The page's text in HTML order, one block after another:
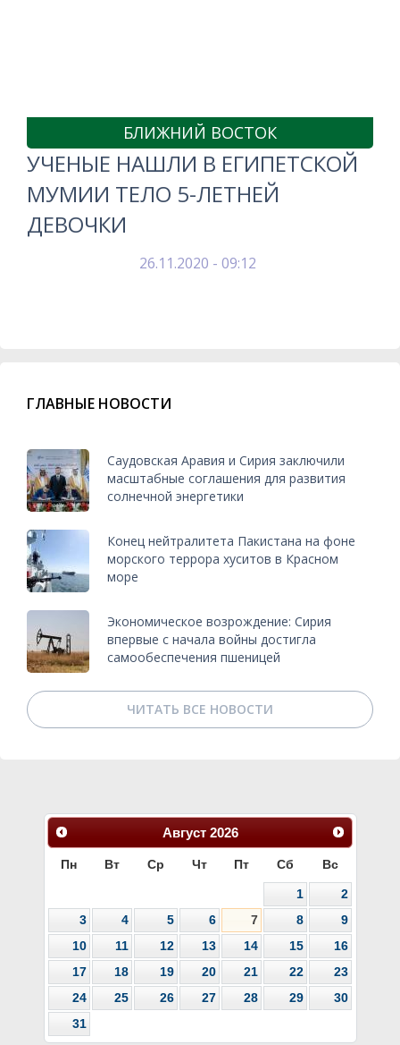
БЛИЖНИЙ ВОСТОК
УЧЕНЫЕ НАШЛИ В ЕГИПЕТСКОЙ
МУМИИ ТЕЛО 5-ЛЕТНЕЙ
ДЕВОЧКИ
26.11.2020 - 09:12
ГЛАВНЫЕ НОВОСТИ
Саудовская Аравия и Сирия заключили
масштабные соглашения для развития
солнечной энергетики
Конец нейтралитета Пакистана на фоне
морского террора хуситов в Красном
море
Экономическое возрождение: Сирия
впервые с начала войны достигла
самообеспечения пшеницей
ЧИТАТЬ ВСЕ НОВОСТИ
Август 2026
Пн Вт Ср Чт Пт Сб Вс
1
2
3
4 5 6 7 8
9
10
11 12 13 14 15
16
17
18 19 20 21 22
23
24
25 26 27 28 29
30
31